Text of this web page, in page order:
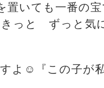
置いても一番の
きっと ずっと気
よ☺️『この子が